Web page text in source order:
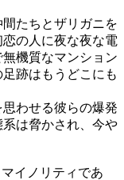
たちとザリガニを
の人に夜な夜な電
機質なマンション
跡はもうどこにも
わせる彼らの爆発
は脅かされ、今や
イノリティであ